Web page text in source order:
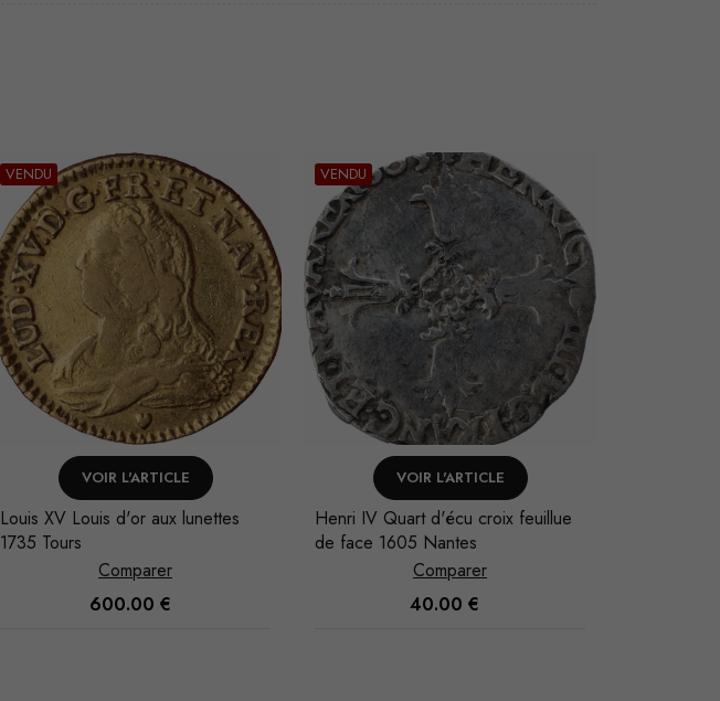
VENDU
VOIR L'ARTICLE
Louis XV Louis d'or aux lunettes
1735 Tours
Comparer
600.00 €
VENDU
VOIR L'ARTICLE
Henri IV Quart d'écu croix feuillue
de face 1605 Nantes
Comparer
40.00 €